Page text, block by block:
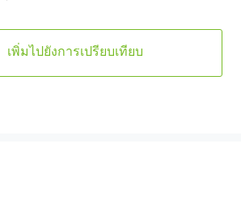
เพิ่มไปยังการเปรียบเทียบ